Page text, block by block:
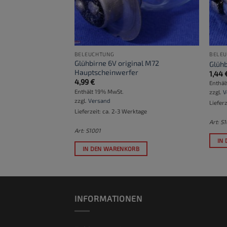
BELEUCHTUNG
Glühbirne 6V original M72
Hauptscheinwerfer
4,99€
Enthält 19% MwSt.
zzgl. Versand
Lieferzeit: ca. 2-3 Werktage
Art: S1001
IN DEN WARENKORB
1,44
zzgl.
Art:
IN
INFORMATIONEN